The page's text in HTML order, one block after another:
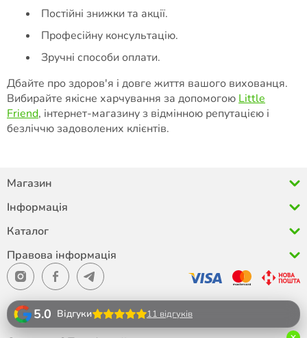
Постійні знижки та акції.
Професійну консультацію.
Зручні способи оплати.
Дбайте про здоров'я і довге життя вашого вихованця.
Вибирайте якісне харчування за допомогою Little
Friend, інтернет-магазину з відмінною репутацією і
безліччю задоволених клієнтів.
Магазин
Інформація
Каталог
Правова інформація
5.0 Відгуки 11 відгуків